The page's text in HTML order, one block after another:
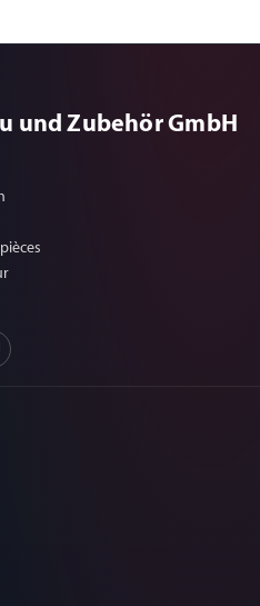
und Zubehör GmbH